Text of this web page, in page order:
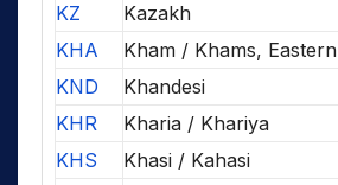
KZ
Kazakh
KHA
Kham / Khams, Eastern
KND
Khandesi
KHR
Kharia / Khariya
KHS
Khasi / Kahasi